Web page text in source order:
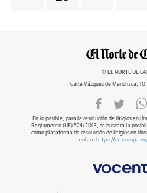
© EL NORTE DE
Calle Vázquez de Menchaca,
En lo posible, para la resolución de litigios en
Reglamento (UE) 524/2013, se buscará la
como plataforma de resolución de litigios en
enlace https://